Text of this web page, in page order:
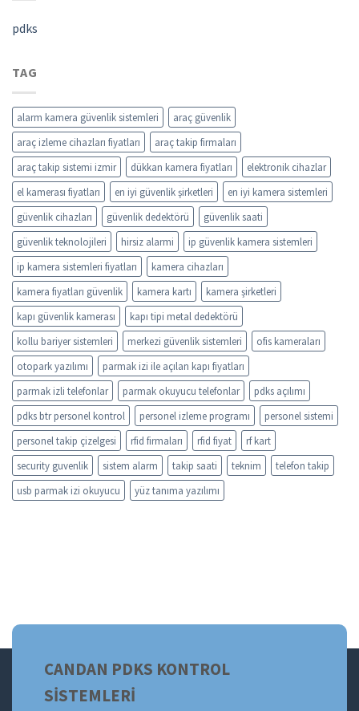
pdks
TAG
alarm kamera güvenlik sistemleri
araç güvenlik
araç izleme cihazları fiyatları
araç takip firmaları
araç takip sistemi izmir
dükkan kamera fiyatları
elektronik cihazlar
el kamerası fiyatları
en iyi güvenlik şirketleri
en iyi kamera sistemleri
güvenlik cihazları
güvenlik dedektörü
güvenlik saati
güvenlik teknolojileri
hirsiz alarmi
ip güvenlik kamera sistemleri
ip kamera sistemleri fiyatları
kamera cihazları
kamera fiyatları güvenlik
kamera kartı
kamera şirketleri
kapı güvenlik kamerası
kapı tipi metal dedektörü
kollu bariyer sistemleri
merkezi güvenlik sistemleri
ofis kameraları
otopark yazılımı
parmak izi ile açılan kapı fiyatları
parmak izli telefonlar
parmak okuyucu telefonlar
pdks açılımı
pdks btr personel kontrol
personel izleme programı
personel sistemi
personel takip çizelgesi
rfid firmaları rfid fiyat
rf kart
security guvenlik
sistem alarm takip saati teknim
telefon takip
usb parmak izi okuyucu
yüz tanıma yazılımı
CANDAN PDKS KONTROL
SİSTEMLERİ